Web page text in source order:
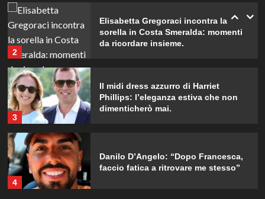
2
Elisabetta Gregoraci incontra la
sorella in Costa Smeralda: momenti
da ricordare insieme.
3
Il midi dress azzurro di Harriet
Phillips: l’eleganza estiva che non
dimenticherò mai.
4
Danilo D’Angelo: “Dopo Francesca,
faccio fatica a ritrovare me stesso”